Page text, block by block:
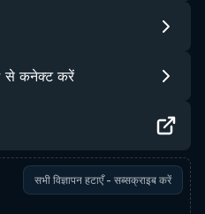
से कनेक्ट करें
सभी विज्ञापन हटाएँ - सब्सक्राइब करें